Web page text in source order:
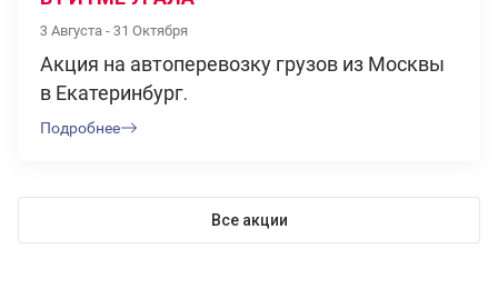
3 Августа - 31 Октября
Акция на автоперевозку грузов из Москвы
в Екатеринбург.
Подробнее
Все акции